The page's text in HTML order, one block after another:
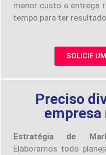
menor custo e entrega
tempo para ter
SOLICIE
Preciso
empresa
Estratégia de
Elaboramos todo